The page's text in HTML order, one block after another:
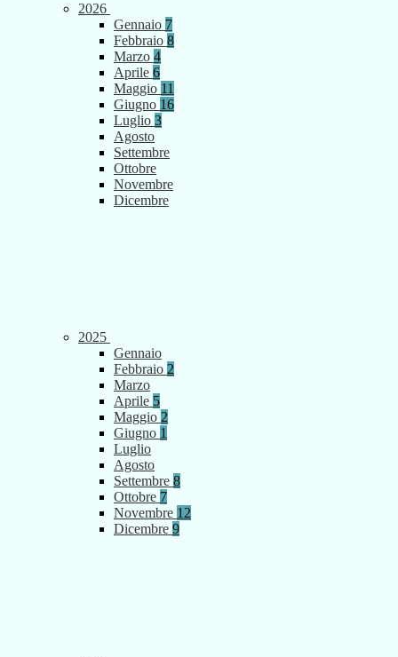
2026
Gennaio 7
Febbraio 8
Marzo 4
Aprile 6
Maggio 11
Giugno 16
Luglio 3
Agosto
Settembre
Ottobre
Novembre
Dicembre
2025
Gennaio
Febbraio 2
Marzo
Aprile 5
Maggio 2
Giugno 1
Luglio
Agosto
Settembre 8
Ottobre 7
Novembre 12
Dicembre 9